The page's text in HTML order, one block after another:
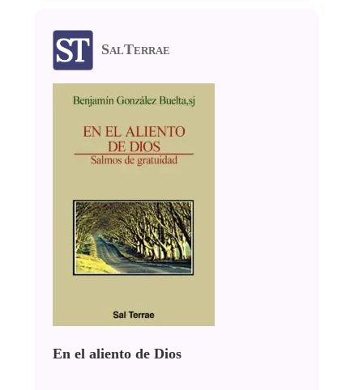
SalTerrae
En el aliento de Dios